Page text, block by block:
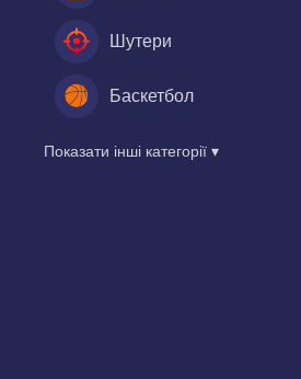
Шутери
Баскетбол
Показати інші категорії ▾